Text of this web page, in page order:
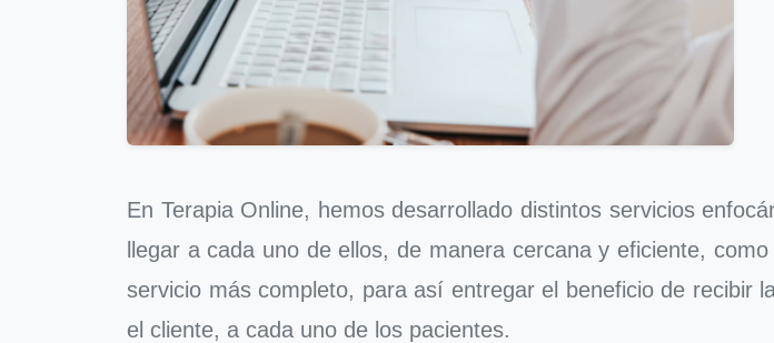
En Terapia Online, hemos desarrollado distintos servicios
llegar a cada uno de ellos, de manera cercana y eficiente,
servicio más completo, para así entregar el beneficio de recibir
el cliente, a cada uno de los pacientes.